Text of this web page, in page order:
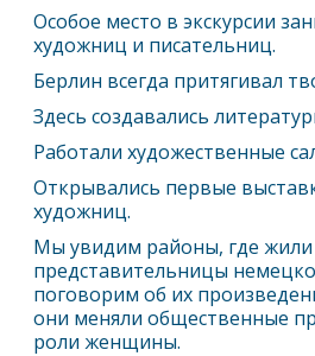
Особое место в экскурсии
художниц и писательниц.
Берлин всегда притягивал
Здесь создавались
Работали художественные
Открывались первые
художниц.
Мы увидим районы, где жили
представительницы
поговорим об их
они меняли общественные
роли женщины.